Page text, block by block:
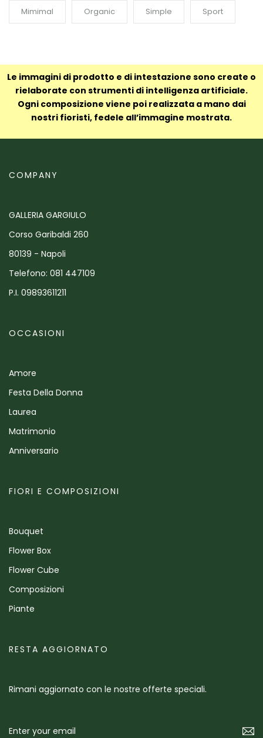
Mimimal Organic Simple Sport
Le immagini di prodotto e di intestazione sono create o
rielaborate con strumenti di intelligenza artificiale.
Ogni composizione viene poi realizzata a mano dai
nostri fioristi, fedele all’immagine mostrata.
COMPANY
GALLERIA GARGIULO
Corso Garibaldi 260
80139 - Napoli
Telefono: 081 447109
P.I. 09893611211
OCCASIONI
Amore
Festa Della Donna
Laurea
Matrimonio
Anniversario
FIORI E COMPOSIZIONI
Bouquet
Flower Box
Flower Cube
Composizioni
Piante
RESTA AGGIORNATO
Rimani aggiornato con le nostre offerte speciali.